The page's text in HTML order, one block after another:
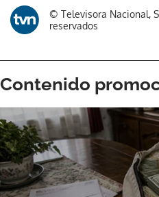
© Televisora Nacional,
reservados